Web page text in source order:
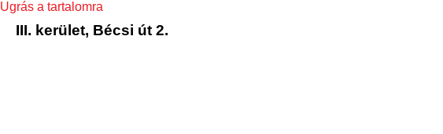
Ugrás a tartalomra
III. kerület, Bécsi út 2.